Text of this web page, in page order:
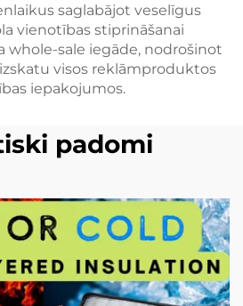
saglabājot veselīgus
vienotības stiprināšanai
whole-sale iegāde, nodrošinot
visos reklāmproduktos
iepakojumos.
padomi